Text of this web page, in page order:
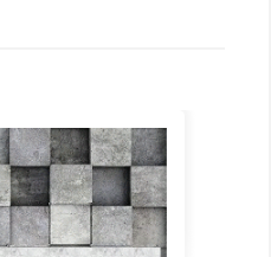
elkarrizketa
20 urteez
irratiko Hizpidea saioan